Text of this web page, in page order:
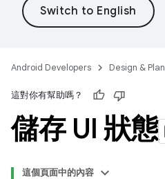
Android Developers Design & Plan
這對你有幫助嗎？
儲存 UI 狀態
這個頁面中的內容